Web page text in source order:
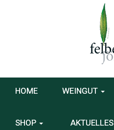
HOME WEINGUT
SHOP AKTUELLES